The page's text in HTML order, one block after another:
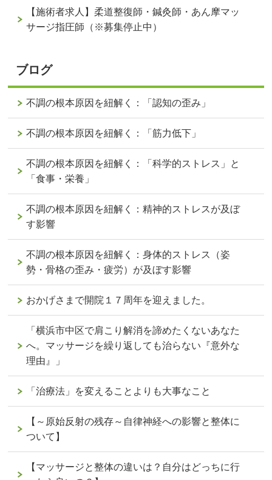
【施術者求人】柔道整復師・鍼灸師・あん摩マッ
サージ指圧師（※募集停止中）
ブログ
不調の根本原因を紐解く：「認知の歪み」
不調の根本原因を紐解く：「筋力低下」
不調の根本原因を紐解く：「科学的ストレス」と
「食事・栄養」
不調の根本原因を紐解く：精神的ストレスが及ぼ
す影響
不調の根本原因を紐解く：身体的ストレス（姿
勢・骨格の歪み・疲労）が及ぼす影響
おかげさまで開院１７周年を迎えました。
「横浜市中区で肩こり解消を諦めたくないあなた
へ。マッサージを繰り返しても治らない『意外な
理由』」
「治療法」を変えることよりも大事なこと
【～原始反射の残存～自律神経への影響と整体に
ついて】
【マッサージと整体の違いは？自分はどっちに行